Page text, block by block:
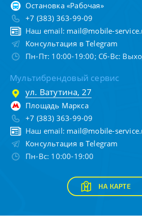
Остановка «Рабочая»
+7 (383) 363-99-09
Наш email: mail@mobile-
Консультация в Telegram
Пн-Пт: 10:00-19:00; Сб-Вс:
Мультибрендовый сервис
ул. Ватутина, 27
Площадь Маркса
+7 (383) 363-99-09
Наш email: mail@mobile-
Консультация в Telegram
Пн-Вс: 10:00-19:00
НА КАРТЕ